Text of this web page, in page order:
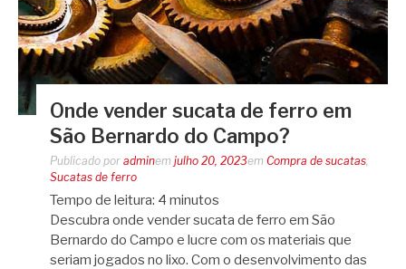
Onde vender sucata de ferro em
São Bernardo do Campo?
Publicado por adminem julho 20, 2023em Compra de sucatas
Sucatas de ferro
Tempo de leitura: 4 minutos
Descubra onde vender sucata de ferro em São
Bernardo do Campo e lucre com os materiais que
seriam jogados no lixo. Com o desenvolvimento das